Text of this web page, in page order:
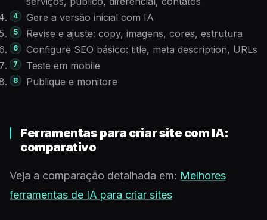
Gere a versão inicial com IA
Revise e ajuste: copy, imagens, cores, estrutura
Configure SEO básico: title, meta description, URLs
Teste em mobile
Publique e monitore
Ferramentas para criar site com IA:
comparativo
Veja a comparação detalhada em: Melhores
ferramentas de IA para criar sites